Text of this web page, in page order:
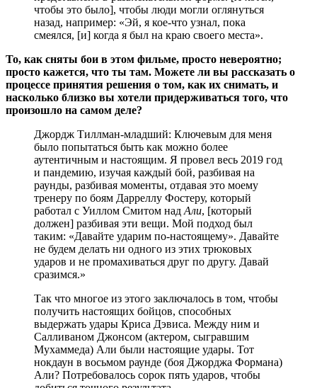
чтобы это было], чтобы люди могли оглянуться
назад, например: «Эй, я кое-что узнал, пока
смеялся, [и] когда я был на краю своего места».
То, как сняты бои в этом фильме, просто невероятно;
просто кажется, что ты там. Можете ли вы рассказать о
процессе принятия решения о том, как их снимать, и
насколько близко вы хотели придерживаться того, что
произошло на самом деле?
Джордж Тиллман-младший: Ключевым для меня
было попытаться быть как можно более
аутентичным и настоящим. Я провел весь 2019 год
и пандемию, изучая каждый бой, разбивая на
раунды, разбивая моменты, отдавая это моему
тренеру по боям Дарреллу Фостеру, который
работал с Уиллом Смитом над Али, [который
должен] разбивая эти вещи. Мой подход был
таким: «Давайте ударим по-настоящему». Давайте
не будем делать ни одного из этих трюковых
ударов и не промахиваться друг по другу. Давай
сразимся.»
Так что многое из этого заключалось в том, чтобы
получить настоящих бойцов, способных
выдержать удары Криса Дэвиса. Между ним и
Салливаном Джонсом (актером, сыгравшим
Мухаммеда) Али были настоящие удары. Тот
нокдаун в восьмом раунде (боя Джорджа Формана)
Али? Потребовалось сорок пять ударов, чтобы